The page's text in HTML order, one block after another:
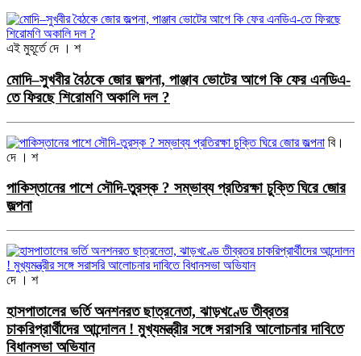
এই মুহূর্তে দে । শ
মোদি–সুখবীর বৈঠকে জোর জল্পনা, পাঞ্জাব ভোটের আগে কি ফের এনডিএ-
তে ফিরছে শিরোমণি অকালি দল ?
বি।
দে । শ
পাকিস্তানের পাশে সৌদি-তুরস্ক ? সম্ভাব্য প্রতিরক্ষা চুক্তি ঘিরে জোর
জল্পনা
দে । শ
হাসপাতালের ভর্তি অনশনরত ছাত্রনেতা, ঝাড়খণ্ডে তীব্রতর
চাকরিপ্রার্থীদের আন্দোলন ! মুখ্যমন্ত্রীর সঙ্গে সরাসরি আলোচনার দাবিতে
বিধানসভা অভিযান